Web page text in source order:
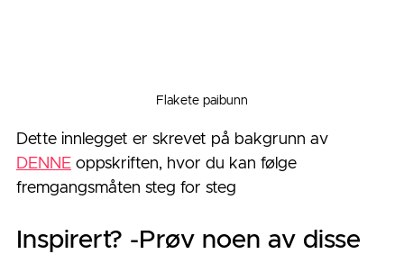
Flakete paibunn
Dette innlegget er skrevet på bakgrunn av
DENNE oppskriften, hvor du kan følge
fremgangsmåten steg for steg
Inspirert? -Prøv noen av disse